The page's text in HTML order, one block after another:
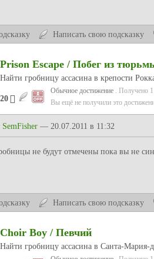
Написать свою подсказку
Prison Escape / Побег из
Найти гробницу ассасина в крепости
20
Обычное достижение . Получено
Вы ещё не получили это
SemFisher — 20.07.2011 в 11:32
не будут отмечены пока вы не
Написать свою подсказку
Choir Boy / Певчий
Найти гробницу ассасина в Санта-Мария-